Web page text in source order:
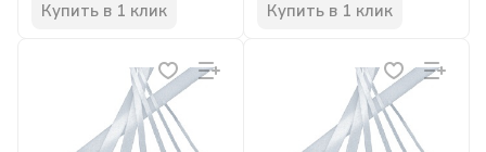
Купить в 1 клик Купить в 1 клик